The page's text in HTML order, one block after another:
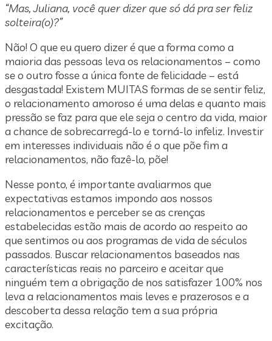
“Mas, Juliana, você quer dizer que só dá pra ser feliz
solteira(o)?”
Não! O que eu quero dizer é que a forma como a
maioria das pessoas leva os relacionamentos – como
se o outro fosse a única fonte de felicidade – está
desgastada! Existem MUITAS formas de se sentir feliz,
o relacionamento amoroso é uma delas e quanto mais
pressão se faz para que ele seja o centro da vida, maior
a chance de sobrecarregá-lo e torná-lo infeliz. Investir
em interesses individuais não é o que põe fim a
relacionamentos, não fazê-lo, põe!
Nesse ponto, é importante avaliarmos que
expectativas estamos impondo aos nossos
relacionamentos e perceber se as crenças
estabelecidas estão mais de acordo ao respeito ao
que sentimos ou aos programas de vida de séculos
passados. Buscar relacionamentos baseados nas
características reais no parceiro e aceitar que
ninguém tem a obrigação de nos satisfazer 100% nos
leva a relacionamentos mais leves e prazerosos e a
descoberta dessa relação tem a sua própria
excitação.